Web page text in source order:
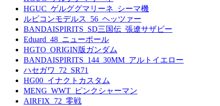
HGUC_ゲルググマリーネ_シーマ機
ルビコンモデルス_56_ヘッツァー
BANDAISPIRITS_SD三国伝_張遼サザビー
Eduard_48_ニューポール
HGTO_ORIGIN版ガンダム
BANDAISPIRITS_144_30MM_アルトイエロー
ハセガワ_72_SR71
HG00_イナクトカスタム
MENG_WWT_ピンクシャーマン
AIRFIX_72_零戦